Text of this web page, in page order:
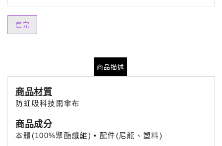
售完
商品描述
商品材質
防虹吸科技雨傘布
商品成分
本體(100%聚酯纖維) • 配件(尼龍、塑料)